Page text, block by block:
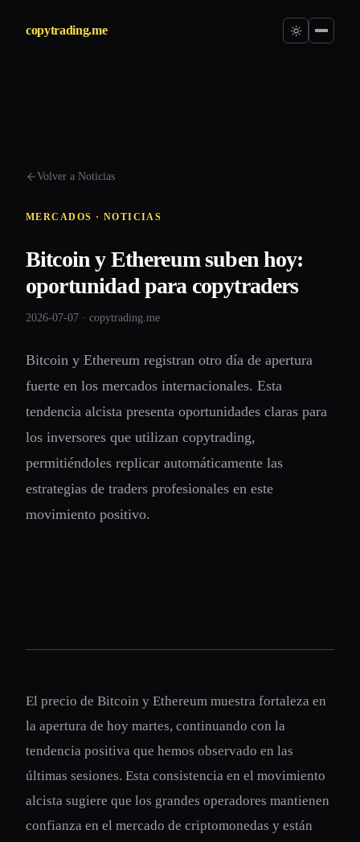
copytrading.me
Volver a Noticias
MERCADOS · NOTICIAS
Bitcoin y Ethereum suben hoy:
oportunidad para copytraders
2026-07-07 · copytrading.me
Bitcoin y Ethereum registran otro día de apertura
fuerte en los mercados internacionales. Esta
tendencia alcista presenta oportunidades claras para
los inversores que utilizan copytrading,
permitiéndoles replicar automáticamente las
estrategias de traders profesionales en este
movimiento positivo.
El precio de Bitcoin y Ethereum muestra fortaleza en
la apertura de hoy martes, continuando con la
tendencia positiva que hemos observado en las
últimas sesiones. Esta consistencia en el movimiento
alcista sugiere que los grandes operadores mantienen
confianza en el mercado de criptomonedas y están